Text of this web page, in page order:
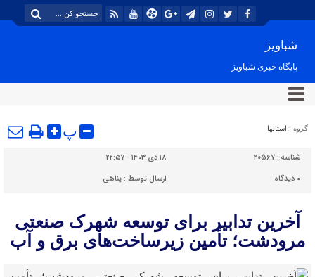
شباویز
پایگاه خبری شباویز
گروه : استانها پ
شناسه : 20567
۱۸ دی ۱۴۰۳ - ۲۲:۵۷
۰ دیدگاه ارسال توسط :پناهی
آخرین تدابیر برای توسعه شهرک صنعتی
مرودشت؛ تأمین زیرساخت‌های برق و آب